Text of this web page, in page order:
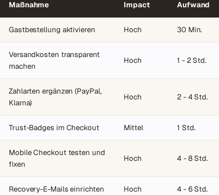
Maßnahme Impact Aufwand
Gastbestellung aktivieren Hoch 30 Min.
Versandkosten transparent
machen
Hoch 1 - 2 Std.
Zahlarten ergänzen (PayPal,
Klarna)
Hoch 2 - 4 Std.
Trust-Badges im Checkout Mittel 1 Std.
Mobile Checkout testen und
fixen
Hoch 4 - 8 Std.
Recovery-E-Mails einrichten Hoch 4 - 6 Std.